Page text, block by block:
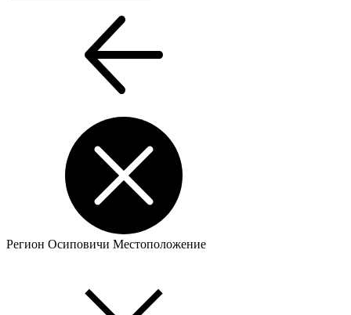
Регион Осиповичи Местоположение